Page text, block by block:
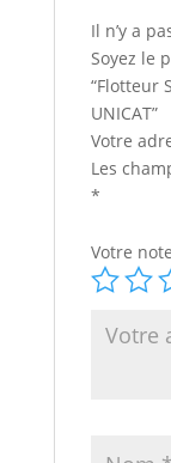
Il n’y a
Soyez le
“Flotteur
UNICAT”
Votre
Les
*
Votre note